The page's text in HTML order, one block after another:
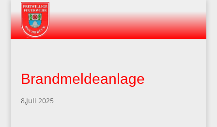
Brandmeldeanlage
8,Juli 2025